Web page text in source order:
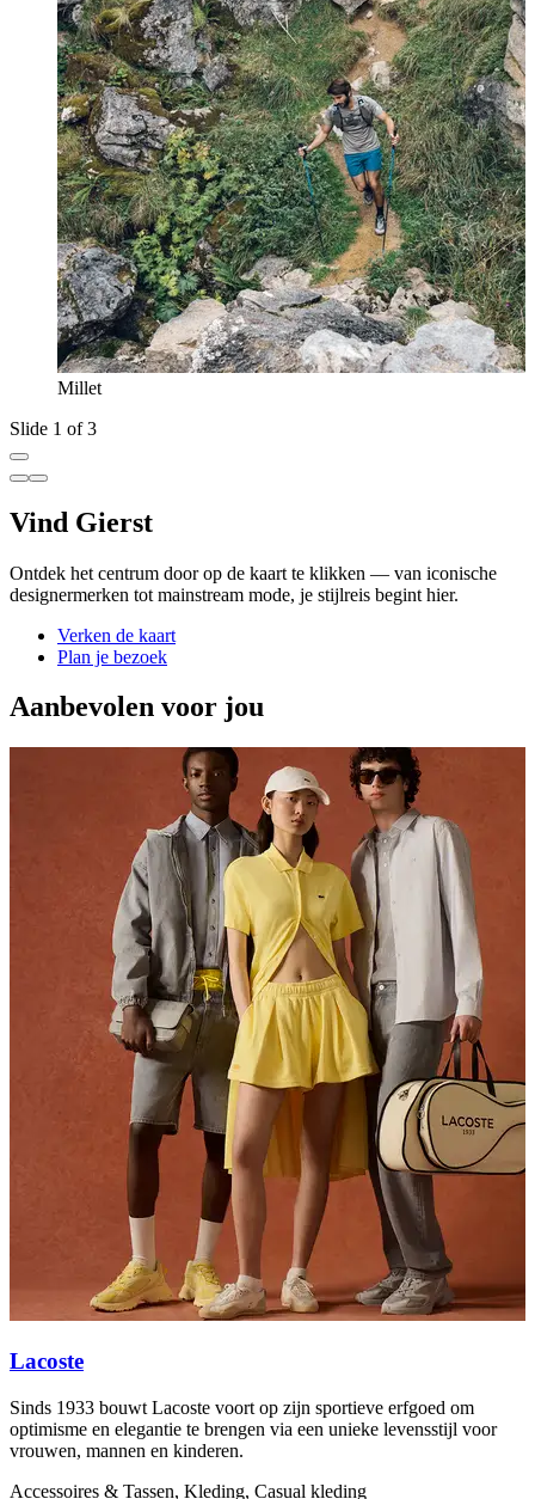
Millet
Slide 1 of 3
Vind Gierst
Ontdek het centrum door op de kaart te klikken — van iconische
designermerken tot mainstream mode, je stijlreis begint hier.
Verken de kaart
Plan je bezoek
Aanbevolen voor jou
Lacoste
Sinds 1933 bouwt Lacoste voort op zijn sportieve erfgoed om
optimisme en elegantie te brengen via een unieke levensstijl voor
vrouwen, mannen en kinderen.
Accessoires & Tassen, Kleding, Casual kleding